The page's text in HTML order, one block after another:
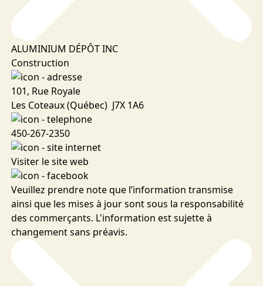
ALUMINIUM DÉPÔT INC
Construction
101, Rue Royale
Les Coteaux (Québec) J7X 1A6
450-267-2350
Visiter le site web
Veuillez prendre note que l’information transmise
ainsi que les mises à jour sont sous la responsabilité
des commerçants. L'information est sujette à
changement sans préavis.